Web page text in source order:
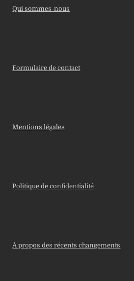
Qui sommes-nous
Formulaire de contact
Mentions légales
Politique de confidentialité
À propos des récents changements